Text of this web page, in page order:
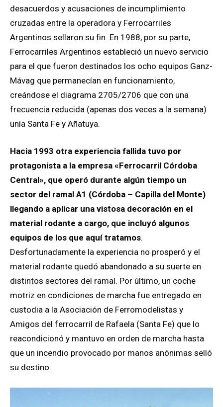
desacuerdos y acusaciones de incumplimiento
cruzadas entre la operadora y Ferrocarriles
Argentinos sellaron su fin. En 1988, por su parte,
Ferrocarriles Argentinos estableció un nuevo servicio
para el que fueron destinados los ocho equipos Ganz-
Mávag que permanecían en funcionamiento,
creándose el diagrama 2705/2706 que con una
frecuencia reducida (apenas dos veces a la semana)
unía Santa Fe y Añatuya.
Hacia 1993 otra experiencia fallida tuvo por
protagonista a la empresa «Ferrocarril Córdoba
Central», que operó durante algún tiempo un
sector del ramal A1 (Córdoba – Capilla del Monte)
llegando a aplicar una vistosa decoración en el
material rodante a cargo, que incluyó algunos
equipos de los que aquí tratamos.
Desfortunadamente la experiencia no prosperó y el
material rodante quedó abandonado a su suerte en
distintos sectores del ramal. Por último, un coche
motriz en condiciones de marcha fue entregado en
custodia a la Asociación de Ferromodelistas y
Amigos del ferrocarril de Rafaela (Santa Fe) que lo
reacondicionó y mantuvo en orden de marcha hasta
que un incendio provocado por manos anónimas selló
su destino.